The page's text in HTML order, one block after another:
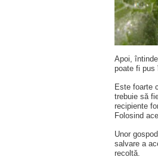
Apoi,
poate fi pus
Este foarte
trebuie să
recipiente
Folosind
Unor
salvare a
recoltă.